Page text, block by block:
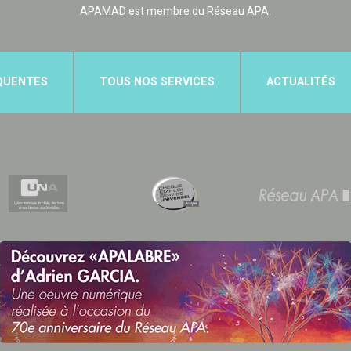
APAMAD est membre du Réseau APA.
TOUS NOS SERVICES ACTUALITÉS